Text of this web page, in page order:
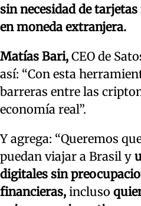
sin necesidad de
en moneda extranjera.
Matías Bari, CEO de
así: “Con esta
barreras entre las
economía real”.
Y agrega: “Queremos
puedan viajar a Brasil y
digitales sin
financieras, incluso